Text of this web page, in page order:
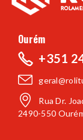
Ourém
+351
Rua Dr.
2490-550